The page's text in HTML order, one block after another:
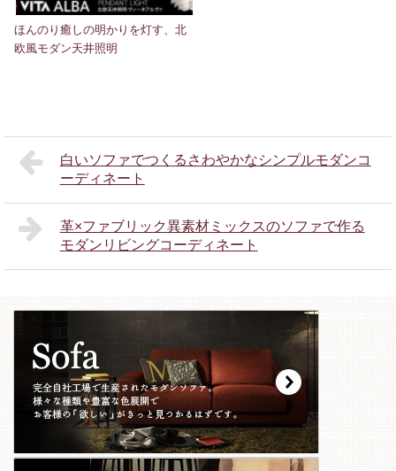
ほんのり癒しの明かりを灯す、北
欧風モダン天井照明
白いソファでつくるさわやかなシンプルモダンコ
ーディネート
革×ファブリック異素材ミックスのソファで作る
モダンリビングコーディネート